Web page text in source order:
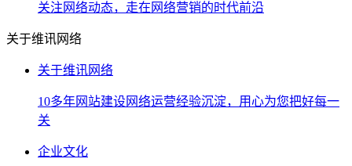
关注网络动态，走在网络营销的时代前沿
关于维讯网络
关于维讯网络
10多年网站建设网络运营经验沉淀，用心为您把好每一
关
企业文化